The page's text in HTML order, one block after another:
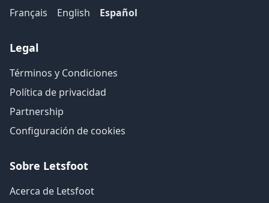
Français English Español
Legal
Términos y Condiciones
Política de privacidad
Partnership
Configuración de cookies
Sobre Letsfoot
Acerca de Letsfoot